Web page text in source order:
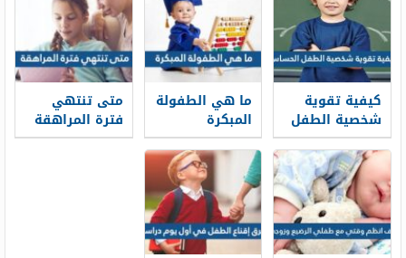
كيفية تقوية
شخصية الطفل
الحساس
ما هي الطفولة
المبكرة
متى تنتهي
فترة المراهقة